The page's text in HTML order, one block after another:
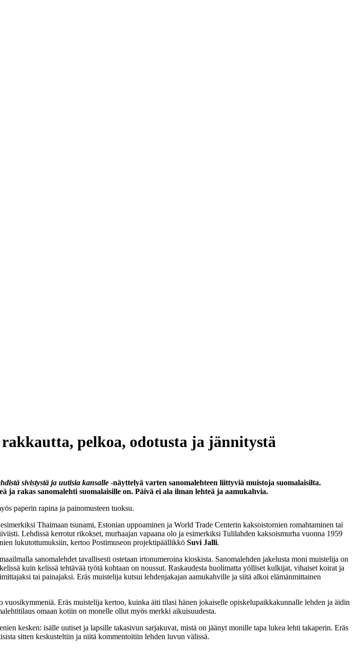
pelkoa, odotusta ja jännitystä
sivistystä ja uutisia kansalle -näyttelyä varten sanomalehteen liittyviä muistoja suomalaisilta.
rakas sanomalehti suomalaisille on. Päivä ei ala ilman lehteä ja aamukahvia.
paperin rapina ja painomusteen tuoksu.
Thaimaan tsunami, Estonian uppoaminen ja World Trade Centerin kaksoistornien romahtaminen tai
Lehdissä kerrotut rikokset, murhaajan vapaana olo ja esimerkiksi Tulilahden kaksoismurha vuonna 1959
lukutottumuksiin, kertoo Postimuseon projektipäällikkö Suvi Jalli.
sanomalehdet tavallisesti ostetaan irtonumeroina kioskista. Sanomalehden jakelusta moni muistelija on
kuin kelissä tehtävää työtä kohtaan on noussut. Raskaudesta huolimatta yölliset kulkijat, vihaiset koirat ja
tai painajaksi. Eräs muistelija kutsui lehdenjakajan aamukahville ja siitä alkoi elämänmittainen
Eräs muistelija kertoo, kuinka äiti tilasi hänen jokaiselle opiskelupaikkakunnalle lehden ja äidin
omaan kotiin on monelle ollut myös merkki aikuisuudesta.
kesken: isälle uutiset ja lapsille takasivun sarjakuvat, mistä on jäänyt monille tapa lukea lehti takaperin. Eräs
sitten keskusteltiin ja niitä kommentoitiin lehden luvun välissä.